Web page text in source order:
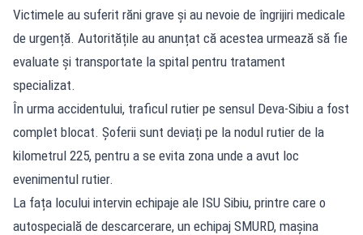
Victimele au suferit răni grave și au nevoie de îngrijiri medicale
de urgență. Autoritățile au anunțat că acestea urmează să fie
evaluate și transportate la spital pentru tratament
specializat.
În urma accidentului, traficul rutier pe sensul Deva-Sibiu a fost
complet blocat. Șoferii sunt deviați pe la nodul rutier de la
kilometrul 225, pentru a se evita zona unde a avut loc
evenimentul rutier.
La fața locului intervin echipaje ale ISU Sibiu, printre care o
autospecială de descarcerare, un echipaj SMURD, mașina